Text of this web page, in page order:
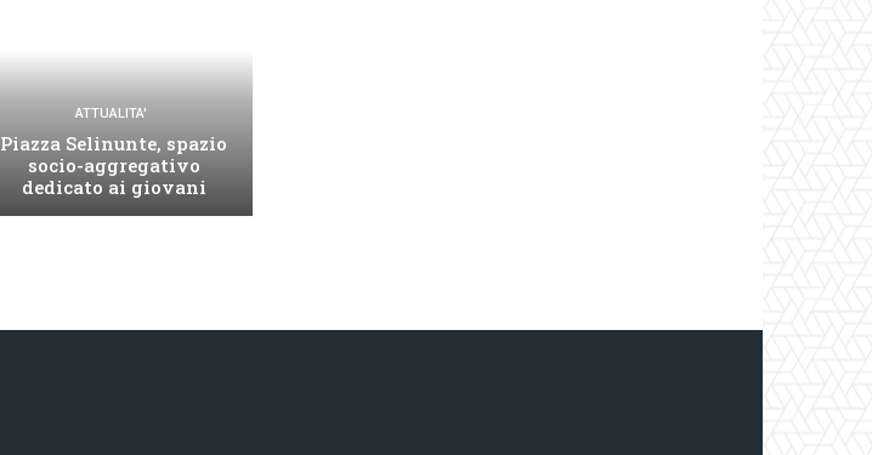
ATTUALITA'
Piazza Selinunte, spazio
socio-aggregativo
dedicato ai giovani